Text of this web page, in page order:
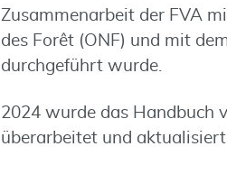
Zusammenarbeit der FVA
des Forêt (ONF) und mit
durchgeführt wurde.
2024 wurde das Handbuch
überarbeitet und